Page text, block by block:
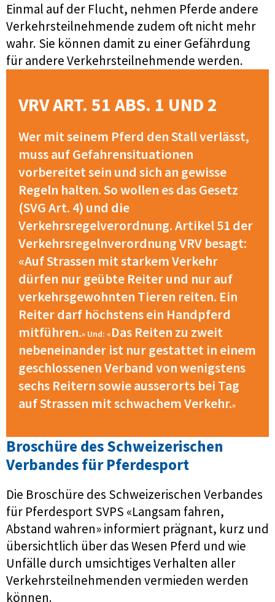
Einmal auf der Flucht, nehmen Pferde andere
Verkehrsteilnehmende zudem oft nicht mehr
wahr. Sie können damit zu einer Gefährdung
für andere Verkehrsteilnehmende werden.
VRV ART. 51 ABS. 1 UND 2
Wer mit seinem Pferd den Stall verlässt,
muss auf Gefahrensituationen
vorbereitet sein und sich an gewisse
Regeln halten. So wollen es das Gesetz
(SVG Art. 4) und die
Verkehrsregelverordnung. Artikel 51 der
Verkehrsregelnverordnung VRV besagt:
«Auf Strassen mit starkem Verkehr
dürfen nur geübte Reiter und nur auf
verkehrsgewohnten Tieren reiten. Ein
Reiter darf höchstens ein Handpferd
mitführen.» Und: «Das Reiten zu zweit
nebeneinander ist nur gestattet in einem
geschlossenen Verband von wenigstens
sechs Reitern sowie ausserorts bei Tag
auf Strassen mit schwachem Verkehr.»
Broschüre des Schweizerischen
Verbandes für Pferdesport
Die Broschüre des Schweizerischen Verbandes
für Pferdesport SVPS «Langsam fahren,
Abstand wahren» informiert prägnant, kurz und
übersichtlich über das Wesen Pferd und wie
Unfälle durch umsichtiges Verhalten aller
Verkehrsteilnehmenden vermieden werden
können.